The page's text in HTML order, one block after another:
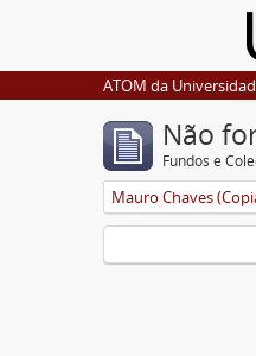
ATOM da
Não
Fundos e
Mauro Chaves